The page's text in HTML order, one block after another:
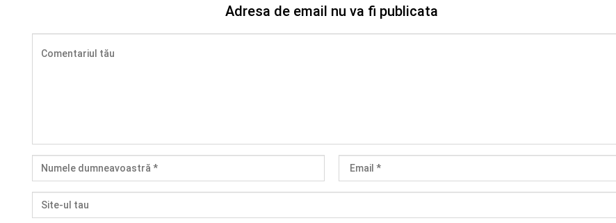
Adresa de email nu va fi publicata